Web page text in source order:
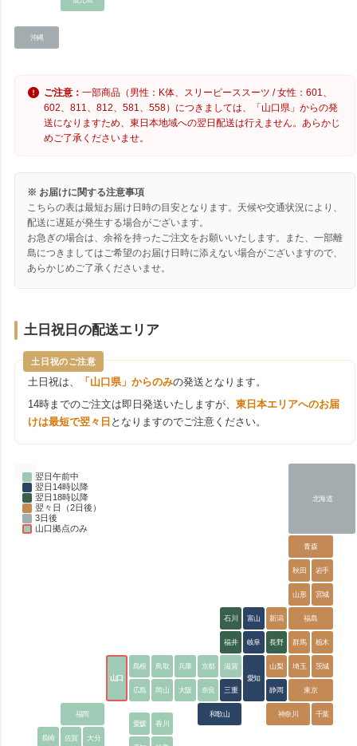
沖縄
ご注意：一部商品（男性：K体、スリーピーススーツ / 女性：601、
602、811、812、581、558）につきましては、「山口県」からの発
送になりますため、東日本地域への翌日配送は行えません。あらかじ
めご了承くださいませ。
※ お届けに関する注意事項
こちらの表は最短お届け日時の目安となります。天候や交通状況により、
配送に遅延が発生する場合がございます。
お急ぎの場合は、余裕を持ったご注文をお願いいたします。また、一部離
島につきましてはご希望のお届け日時に添えない場合がございますので、
あらかじめご了承くださいませ。
土日祝日の配送エリア
土日祝のご注意
土日祝は、 「山口県」からのみの発送となります。
14時までのご注文は即日発送いたしますが、東日本エリアへのお届
けは最短で翌々日 となりますのでご注意ください。
翌日午前中
翌日14時以降
翌日18時以降
翌々日（2日後）
3日後
山口拠点のみ
北海道
青森
秋田 岩手
山形 宮城
福島
新潟
群馬 栃木
埼玉 茨城
東京
神奈川 千葉
山梨
石川
福井 長野
富山
岐阜
愛知
静岡
三重
和歌山
山口
島根 鳥取
広島 岡山
兵庫 京都 滋賀
大阪 奈良
香川
愛媛
福岡
佐賀 大分
長崎